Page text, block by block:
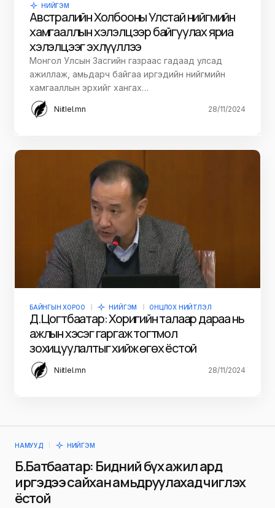
НИЙГЭМ
Австралийн Холбооны Улстай нийгмийн
хамгааллын хэлэлцээр байгуулах яриа
хэлэлцээг эхлүүллээ
Монгол Улсын Засгийн газраас гадаад улсад
ажиллаж, амьдарч байгаа иргэдийн нийгмийн
хамгааллын эрхийг хангах…
Niitlel.mn 28/11/2024
БАЙНГЫН ХОРОО НИЙГЭМ ОНЦЛОХ НИЙТЛЭЛ
Д.Цогтбаатар: Хоригийн талаар дараа нь
ажлын хэсэг гаргаж тогтмол
зохицуулалтыг хийж өгөх ёстой
Niitlel.mn 28/11/2024
НАМУУД НИЙГЭМ
Б.Батбаатар: Бидний бүх ажил ард
иргэдээ сайхан амьдруулахад чиглэх
ёстой